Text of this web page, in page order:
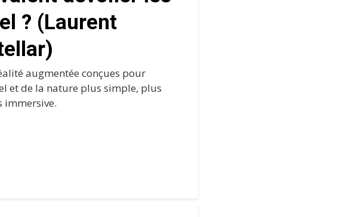
? (Laurent
augmentée conçues pour
et de la nature plus simple, plus
immersive.